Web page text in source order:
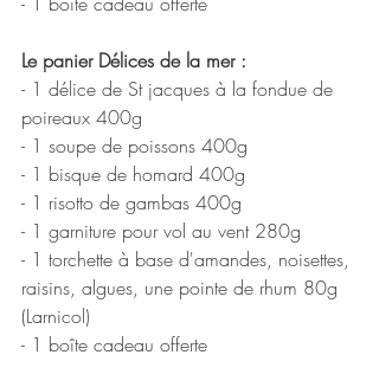
Le panier Délices de la mer :
- 1 délice de St jacques à la fondue de
poireaux 400g
- 1 soupe de poissons 400g
- 1 bisque de homard 400g
- 1 risotto de gambas 400g
- 1 garniture pour vol au vent 280g
- 1 torchette à base d'amandes, noisettes,
raisins, algues, une pointe de rhum 80g
(Larnicol)
- 1 boîte cadeau offerte